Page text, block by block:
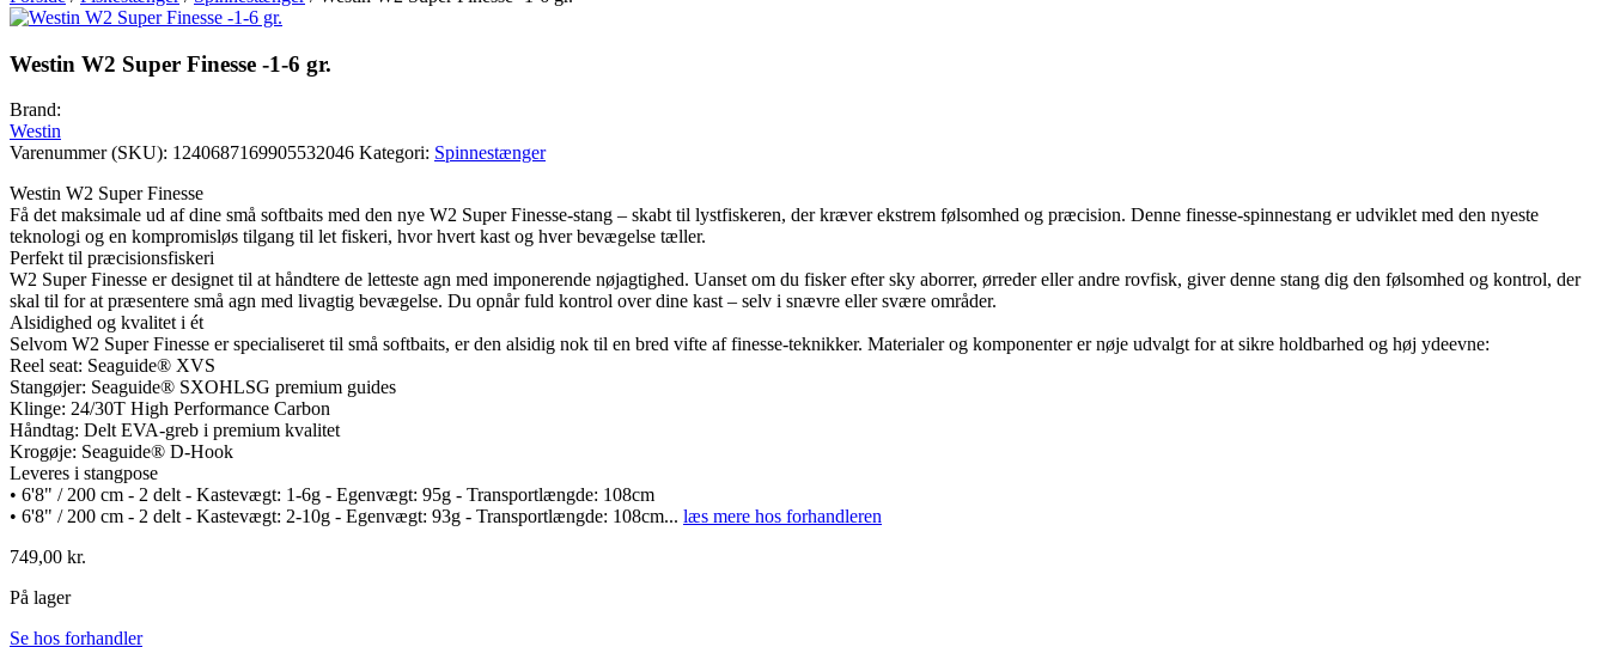
Westin W2 Super Finesse -1-6 gr.
Brand:
Westin
Varenummer (SKU): 1240687169905532046 Kategori: Spinnestænger
Westin W2 Super Finesse
Få det maksimale ud af dine små softbaits med den nye W2 Super Finesse-stang – skabt til lystfiskeren, der kræver ekstrem følsomhed og præcision. Denne finesse-spinnestang er udviklet med den nyeste
teknologi og en kompromisløs tilgang til let fiskeri, hvor hvert kast og hver bevægelse tæller.
Perfekt til præcisionsfiskeri
W2 Super Finesse er designet til at håndtere de letteste agn med imponerende nøjagtighed. Uanset om du fisker efter sky aborrer, ørreder eller andre rovfisk, giver denne stang dig den følsomhed og kontrol, der
skal til for at præsentere små agn med livagtig bevægelse. Du opnår fuld kontrol over dine kast – selv i snævre eller svære områder.
Alsidighed og kvalitet i ét
Selvom W2 Super Finesse er specialiseret til små softbaits, er den alsidig nok til en bred vifte af finesse-teknikker. Materialer og komponenter er nøje udvalgt for at sikre holdbarhed og høj ydeevne:
Reel seat: Seaguide® XVS
Stangøjer: Seaguide® SXOHLSG premium guides
Klinge: 24/30T High Performance Carbon
Håndtag: Delt EVA-greb i premium kvalitet
Krogøje: Seaguide® D-Hook
Leveres i stangpose
• 6'8" / 200 cm - 2 delt - Kastevægt: 1-6g - Egenvægt: 95g - Transportlængde: 108cm
• 6'8" / 200 cm - 2 delt - Kastevægt: 2-10g - Egenvægt: 93g - Transportlængde: 108cm... læs mere hos forhandleren
749,00 kr.
På lager
Se hos forhandler